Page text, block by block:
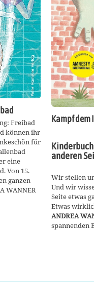
Freibad
können ihr
für
eine
Von 15.
ganzen
WANNER
Kampf
anderen
Wir stellen
Und wir
Seite etwas
Etwas
ANDREA
spannenden